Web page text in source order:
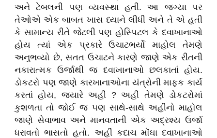
અને ટેબલની પણ વ્યવસ્થા હતી. આ જગ્યા પર
તેઓએ એક બાબત ખાસ ધ્યાને લીધી અને તે એ હતી
કે સામાન્ય રીતે જેટલી પણ હોસ્પિટલ કે દવાખાનાઓ
હોય ત્યાં એક પ્રકારે ઉચાટભર્યો માહોલ તેમણે
અનુભવ્યો છે, સતત ઉચાટને કારણે જાણે એક રીતની
નકારાત્મક ઉર્જાથી જ દવાખાનાઓ છલકાતાં હોય.
ડોકટરો પણ જાણે કારખાનાઓના યંત્રોની માફક કાર્ય
કરતાં હોય, જયારે અહીં ? અહીં તેમણે ડોકટરોમાં
કુશળતા તો જોઈ જ પણ સાથે-સાથે અહીનો માહોલ
જાણે સેવાભાવ અને માનવતાની એક અદ્રશ્ય ઉર્જા
ધરાવતો ભાસતો હતો. અહીં કદાચ મોંઘા દવાખાનાઓ